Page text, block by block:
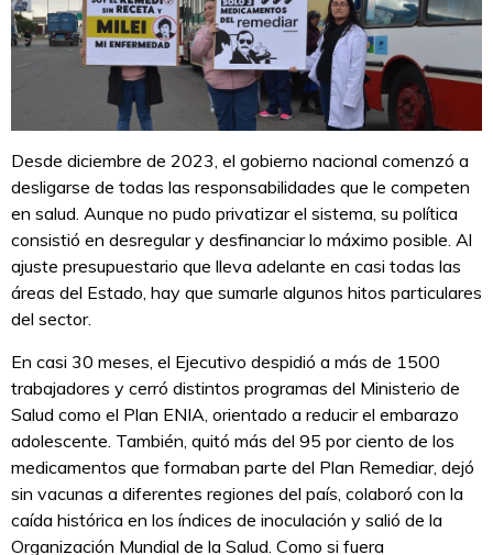
Desde diciembre de 2023, el gobierno nacional comenzó a
desligarse de todas las responsabilidades que le competen
en salud. Aunque no pudo privatizar el sistema, su política
consistió en desregular y desfinanciar lo máximo posible. Al
ajuste presupuestario que lleva adelante en casi todas las
áreas del Estado, hay que sumarle algunos hitos particulares
del sector.
En casi 30 meses, el Ejecutivo despidió a más de 1500
trabajadores y cerró distintos programas del Ministerio de
Salud como el Plan ENIA, orientado a reducir el embarazo
adolescente. También, quitó más del 95 por ciento de los
medicamentos que formaban parte del Plan Remediar, dejó
sin vacunas a diferentes regiones del país, colaboró con la
caída histórica en los índices de inoculación y salió de la
Organización Mundial de la Salud. Como si fuera